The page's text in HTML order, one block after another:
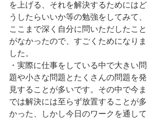
を上げる、それを解決するためにはど
うしたらいいか等の勉強をしてみて、
ここまで深く自分に問いただしたこと
がなかったので、すごくためになりま
した。
・実際に仕事をしている中で大きい問
題や小さな問題とたくさんの問題を発
見することが多いです。その中で今ま
では解決には至らず放置することが多
かった、しかし今日のワークを通して